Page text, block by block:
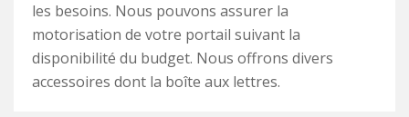
les besoins. Nous pouvons assurer la
motorisation de votre portail suivant la
disponibilité du budget. Nous offrons divers
accessoires dont la boîte aux lettres.